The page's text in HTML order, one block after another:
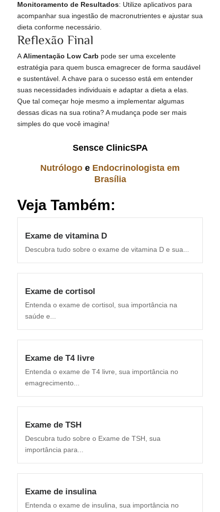
Monitoramento de Resultados: Utilize aplicativos para
acompanhar sua ingestão de macronutrientes e ajustar sua
dieta conforme necessário.
Reflexão Final
AAlimentação Low Carb pode ser uma excelente
estratégia para quem busca emagrecer de forma saudável
e sustentável. A chave para o sucesso está em entender
suas necessidades individuais e adaptar a dieta a elas.
Que tal começar hoje mesmo a implementar algumas
dessas dicas na sua rotina? A mudança pode ser mais
simples do que você imagina!
Sensce ClinicSPA
Nutrólogo e Endocrinologista em
Brasília
Veja Também:
Exame de vitamina D
Descubra tudo sobre o exame de vitamina D e sua...
Exame de cortisol
Entenda o exame de cortisol, sua importância na
saúde e...
Exame de T4 livre
Entenda o exame de T4 livre, sua importância no
emagrecimento...
Exame de TSH
Descubra tudo sobre o Exame de TSH, sua
importância para...
Exame de insulina
Entenda o exame de insulina, sua importância no